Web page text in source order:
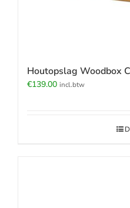
Houtopslag Woodbox
€139.00 incl.btw